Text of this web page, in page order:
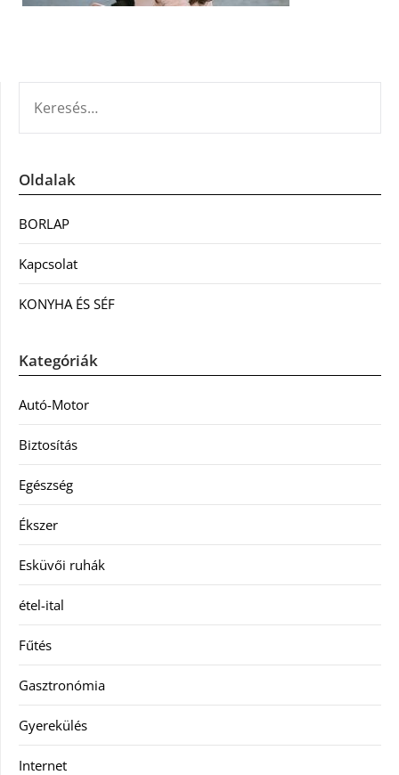
Oldalak
BORLAP
Kapcsolat
KONYHA ÉS SÉF
Kategóriák
Autó-Motor
Biztosítás
Egészség
Ékszer
Esküvői ruhák
étel-ital
Fűtés
Gasztronómia
Gyerekülés
Internet